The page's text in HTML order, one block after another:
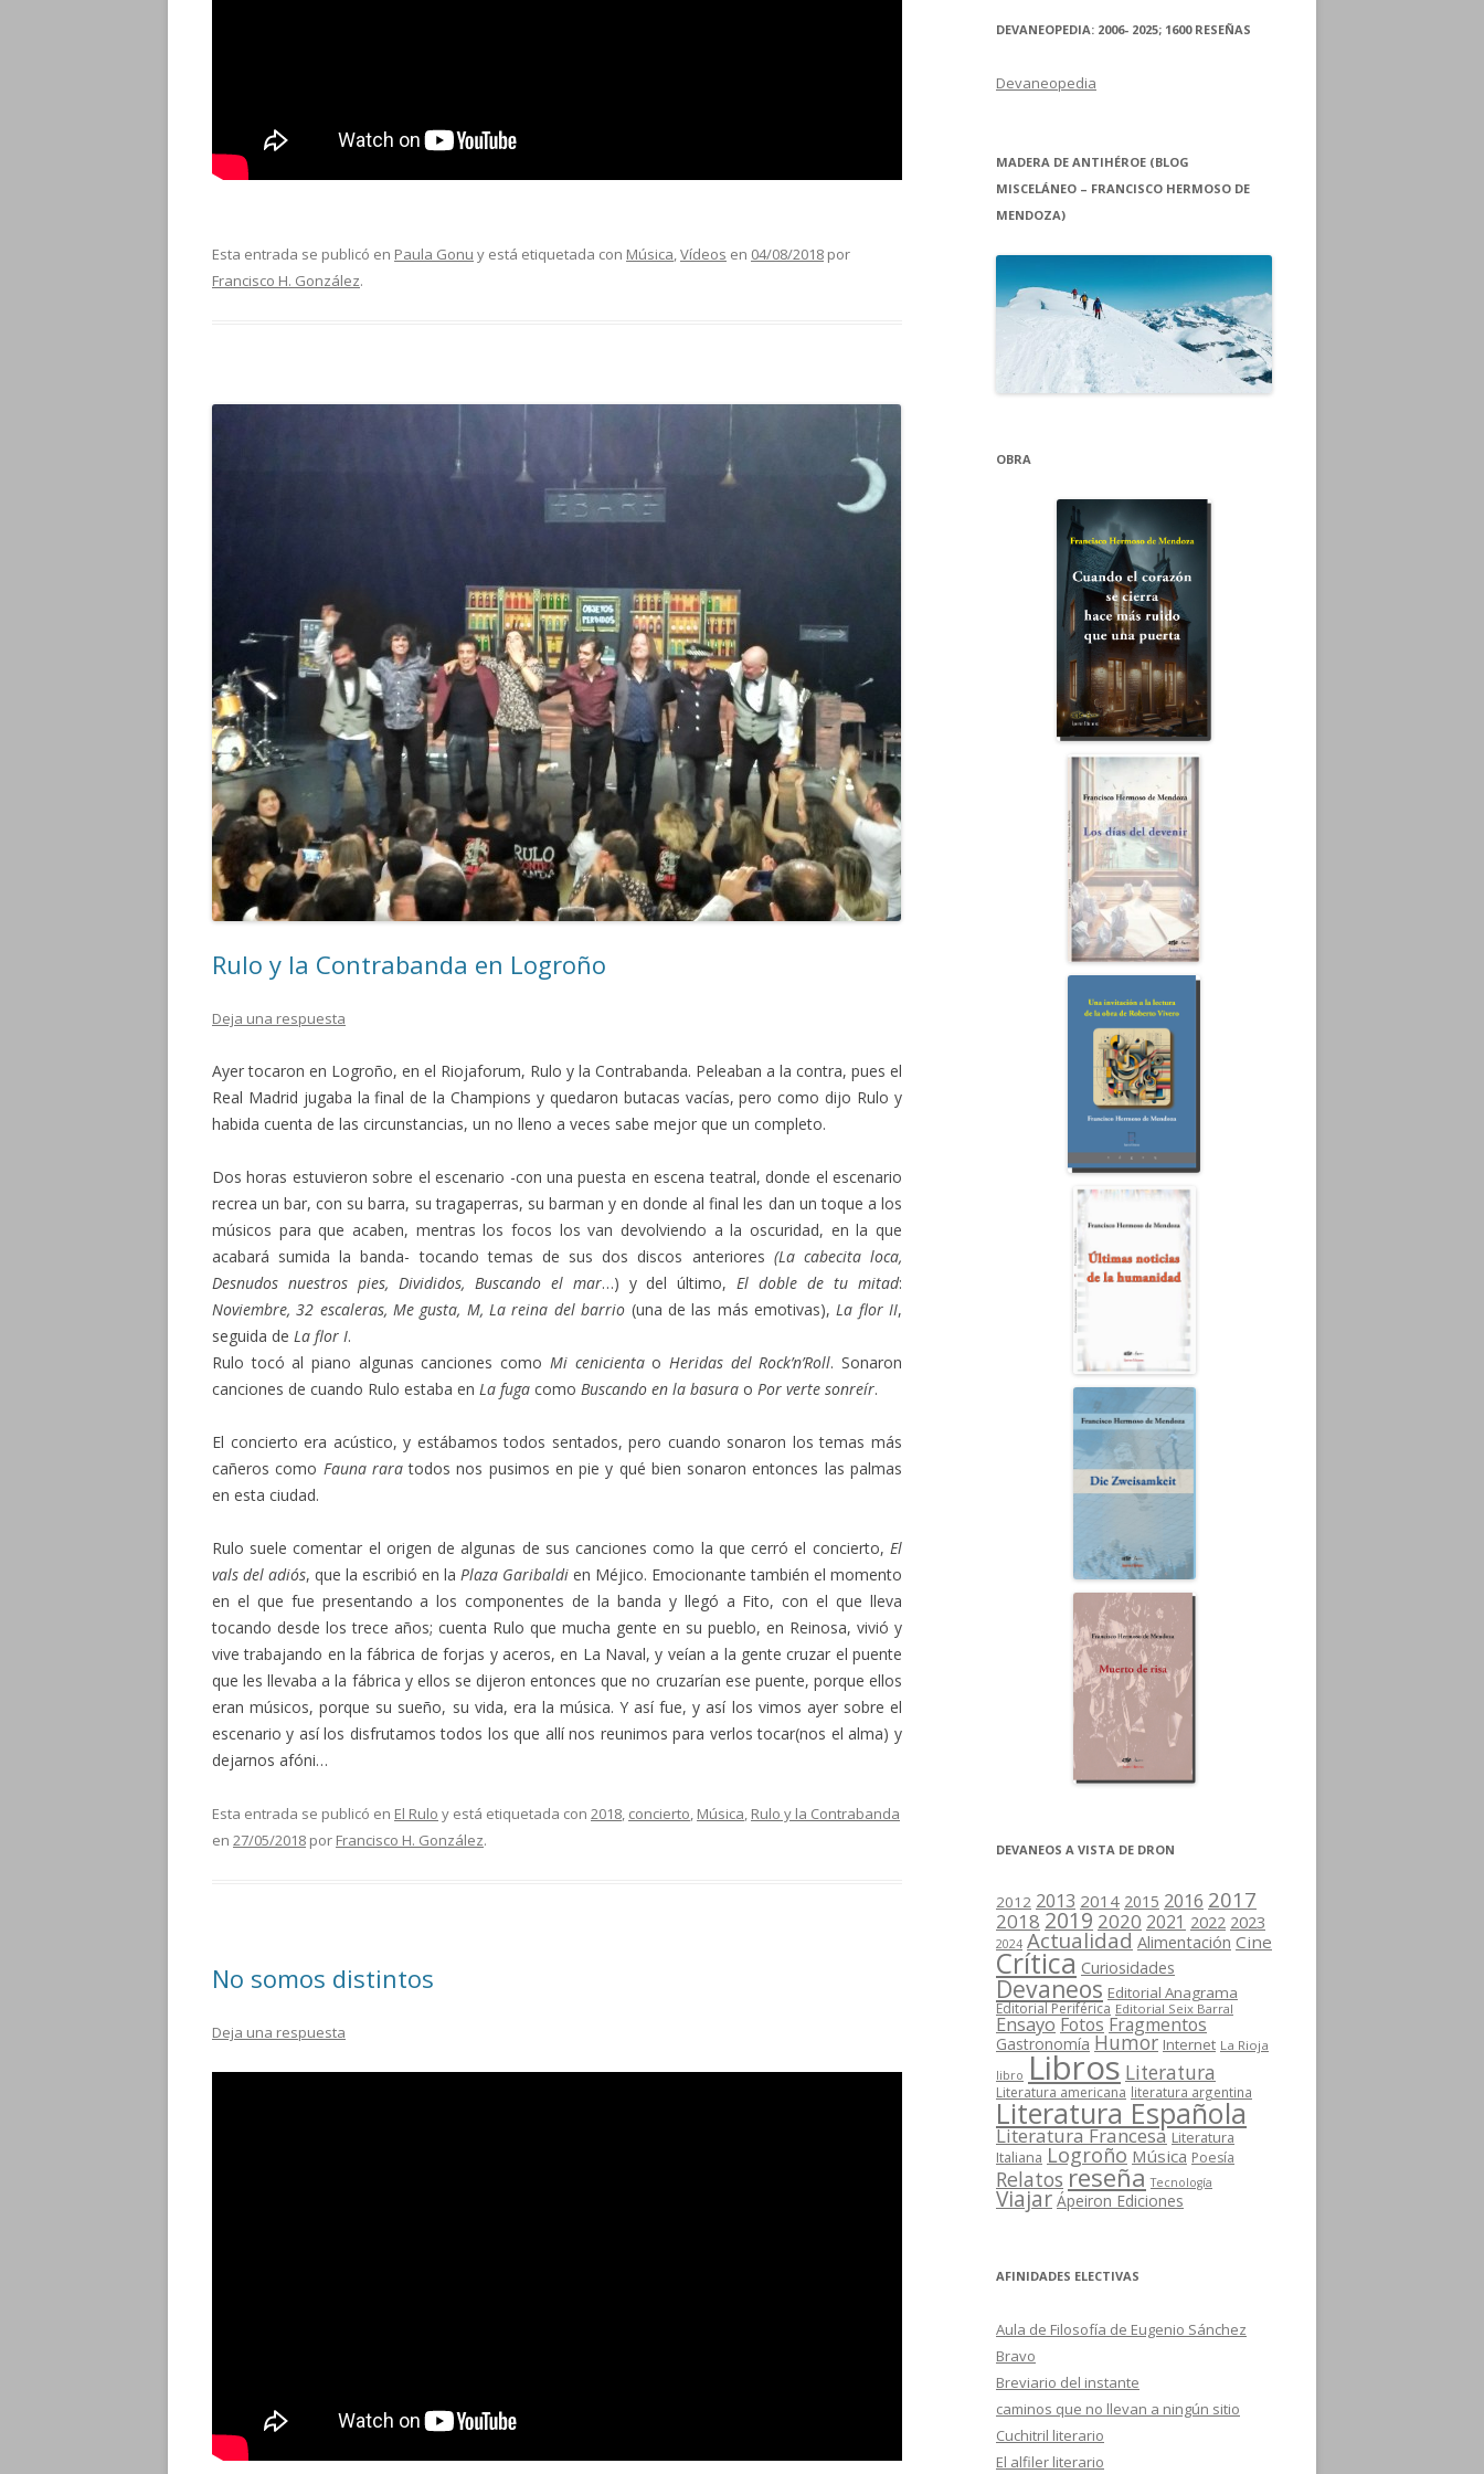
Esta entrada se publicó en Paula Gonu y está etiquetada con Música,Vídeos en 04/08/2018 por
Francisco H. González.
Rulo y la Contrabanda en Logroño
Deja una respuesta
Ayer tocaron en Logroño, en el Riojaforum, Rulo y la Contrabanda. Peleaban a la contra, pues el
Real Madrid jugaba la final de la Champions y quedaron butacas vacías, pero como dijo Rulo y
habida cuenta de las circunstancias, un no lleno a veces sabe mejor que un completo.
Dos horas estuvieron sobre el escenario -con una puesta en escena teatral, donde el escenario
recrea un bar, con su barra, su tragaperras, su barman y en donde al final les dan un toque a los
músicos para que acaben, mentras los focos los van devolviendo a la oscuridad, en la que
acabará sumida la banda- tocando temas de sus dos discos anteriores (La cabecita loca,
Desnudos nuestros pies, Divididos, Buscando el mar…) y del último,El doble de tu mitad:
Noviembre, 32 escaleras, Me gusta, M, La reina del barrio (una de las más emotivas),La flor II,
seguida de La flor I.
Rulo tocó al piano algunas canciones como Mi cenicientao Heridas del Rock’n’Roll. Sonaron
canciones de cuando Rulo estaba en La fuga como Buscando en la basura o Por verte sonreír.
El concierto era acústico, y estábamos todos sentados, pero cuando sonaron los temas más
cañeros como Fauna raratodos nos pusimos en pie y qué bien sonaron entonces las palmas
en esta ciudad.
Rulo suele comentar el origen de algunas de sus canciones como la que cerró el concierto, El
vals del adiós, que la escribió en la Plaza Garibaldi en Méjico. Emocionante también el momento
en el que fue presentando a los componentes de la banda y llegó a Fito, con el que lleva
tocando desde los trece años; cuenta Rulo que mucha gente en su pueblo, en Reinosa, vivió y
vive trabajando en la fábrica de forjas y aceros, en La Naval, y veían a la gente cruzar el puente
que les llevaba a la fábrica y ellos se dijeron entonces que no cruzarían ese puente, porque ellos
eran músicos, porque su sueño, su vida, era la música. Y así fue, y así los vimos ayer sobre el
escenario y así los disfrutamos todos los que allí nos reunimos para verlos tocar(nos el alma) y
dejarnos afóni…
Esta entrada se publicó en El Rulo y está etiquetada con 2018, concierto, Música, Rulo y la Contrabanda
en 27/05/2018 por Francisco H. González.
No somos distintos
Deja una respuesta
DEVANEOPEDIA: 2006- 2025; 1600 RESEÑAS
Devaneopedia
MADERA DE ANTIHÉROE (BLOG
MISCELÁNEO – FRANCISCO HERMOSO DE
MENDOZA)
OBRA
DEVANEOS A VISTA DE DRON
2012 2013 2014 2015 2016 2017
2018 2019 2020 2021 2022 2023
2024 Actualidad Alimentación Cine
Crítica Curiosidades
Devaneos Editorial Anagrama
Editorial Periférica Editorial Seix Barral
Ensayo Fotos Fragmentos
Gastronomía Humor Internet La Rioja
libro Libros Literatura
Literatura americana literatura argentina
Literatura Española
Literatura Francesa Literatura
Italiana Logroño Música Poesía
Relatos reseña Tecnología
Viajar Ápeiron Ediciones
AFINIDADES ELECTIVAS
Aula de Filosofía de Eugenio Sánchez
Bravo
Breviario del instante
caminos que no llevan a ningún sitio
Cuchitril literario
El alfiler literario